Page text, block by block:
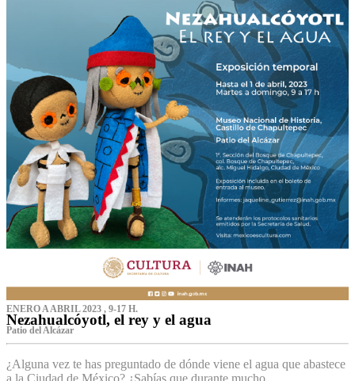
ENERO A ABRIL 2023 , 9-17 H.
Nezahualcóyotl, el rey y el agua
Patio del Alcázar
¿Alguna vez te has preguntado de dónde viene el agua que abastece
a la Ciudad de México? ¿Sabías que durante mucho…